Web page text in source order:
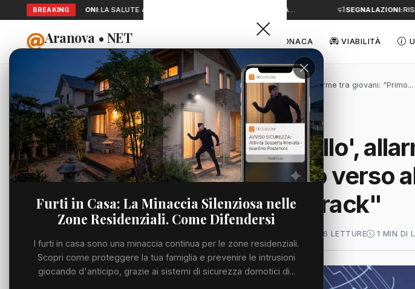
BREAKING
SEGNALAZIONI:LA SALUTE A PORTATA DI MANO: TELEMEDICINA E A… SEGNALAZIONI:
Aranova • NET
PORTALE UTILE AL TERRITORIO
CRONACA VIABILITÀ
Home
Cronaca
Viabilità
Utilità
Meteo
Eventi
Cronaca 'Miele da sballo', allarme tra giovani: "Primo...
CRONACA
'Miele da sballo',
"Primo passo verso
pericolo è il crack"
66 LETTURE 1 MIN DI
Furti in Casa: La Minaccia Silenziosa nelle
Zone Residenziali. Come Difendersi
I furti in casa sono una minaccia continua per le zone residenziali.
Scopri come proteggere la tua famiglia e prevenire le intrusioni
giocando d'anticipo, grazie ai sistemi di sicurezza domotici di...